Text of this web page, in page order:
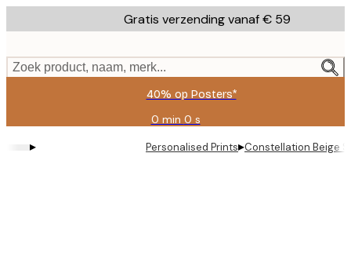
to
content.
Gratis verzending vanaf € 59
Zoek product, naam, merk...
40% op Posters*
0 min 0 s
Geldig
tot:
2026-
▸ Personalised Prints▸Constellation Beige